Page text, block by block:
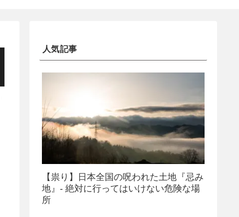
人気記事
【祟り】日本全国の呪われた土地『忌み
地』- 絶対に行ってはいけない危険な場
所